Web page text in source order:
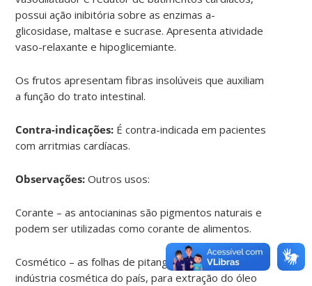
possui ação inibitória sobre as enzimas a-
glicosidase, maltase e sucrase. Apresenta atividade
vaso-relaxante e hipoglicemiante.
Os frutos apresentam fibras insolúveis que auxiliam
a função do trato intestinal.
Contra-indicações: É contra-indicada em pacientes
com arritmias cardíacas.
Observações: Outros usos:
Corante – as antocianinas são pigmentos naturais e
podem ser utilizadas como corante de alimentos.
Cosmético – as folhas de pitanga tem emprego na
indústria cosmética do país, para extração do óleo